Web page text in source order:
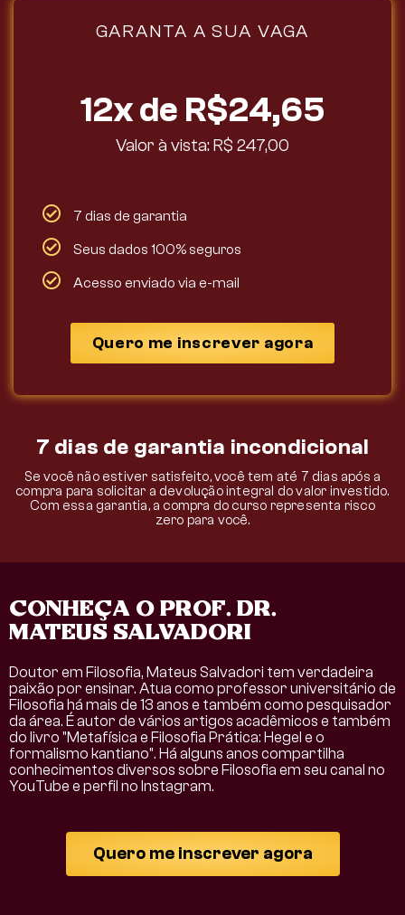
GARANTA A SUA VAGA
12x de R$24,65
Valor à vista: R$ 247,00
7 dias de garantia
Seus dados 100% seguros
Acesso enviado via e-mail
Quero me inscrever agora
7 dias de garantia incondicional
Se você não estiver satisfeito, você tem até 7 dias após a
compra para solicitar a devolução integral do valor investido.
Com essa garantia, a compra do curso representa risco
zero para você.
CONHEÇA O PROF. DR.
MATEUS SALVADORI
Doutor em Filosofia, Mateus Salvadori tem verdadeira
paixão por ensinar. Atua como professor universitário de
Filosofia há mais de 13 anos e também como pesquisador
da área. É autor de vários artigos acadêmicos e também
do livro "Metafísica e Filosofia Prática: Hegel e o
formalismo kantiano". Há alguns anos compartilha
conhecimentos diversos sobre Filosofia em seu canal no
YouTube e perfil no Instagram.
Quero me inscrever agora